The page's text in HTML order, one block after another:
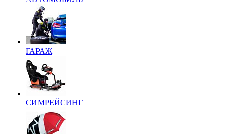
ГАРАЖ
СИМРЕЙСИНГ